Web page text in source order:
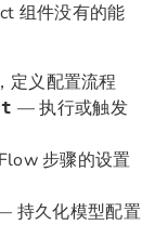
组件没有的能
义配置流程
— 执行或触发
步骤的设置
持久化模型配置